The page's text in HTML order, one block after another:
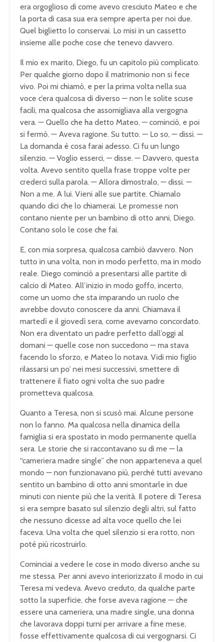
era orgoglioso di come avevo cresciuto Mateo e che
la porta di casa sua era sempre aperta per noi due.
Quel biglietto lo conservai. Lo misi in un cassetto
insieme alle poche cose che tenevo davvero.
Il mio ex marito, Diego, fu un capitolo più complicato.
Per qualche giorno dopo il matrimonio non si fece
vivo. Poi mi chiamò, e per la prima volta nella sua
voce c’era qualcosa di diverso — non le solite scuse
facili, ma qualcosa che assomigliava alla vergogna
vera. — Quello che ha detto Mateo, — cominciò, e poi
si fermò. — Aveva ragione. Su tutto. — Lo so, — dissi. —
La domanda è cosa farai adesso. Ci fu un lungo
silenzio. — Voglio esserci, — disse. — Davvero, questa
volta. Avevo sentito quella frase troppe volte per
crederci sulla parola. — Allora dimostralo, — dissi. —
Non a me. A lui. Vieni alle sue partite. Chiamalo
quando dici che lo chiamerai. Le promesse non
contano niente per un bambino di otto anni, Diego.
Contano solo le cose che fai.
E, con mia sorpresa, qualcosa cambiò davvero. Non
tutto in una volta, non in modo perfetto, ma in modo
reale. Diego cominciò a presentarsi alle partite di
calcio di Mateo. All’inizio in modo goffo, incerto,
come un uomo che sta imparando un ruolo che
avrebbe dovuto conoscere da anni. Chiamava il
martedì e il giovedì sera, come avevamo concordato.
Non era diventato un padre perfetto dall’oggi al
domani — quelle cose non succedono — ma stava
facendo lo sforzo, e Mateo lo notava. Vidi mio figlio
rilassarsi un po’ nei mesi successivi, smettere di
trattenere il fiato ogni volta che suo padre
prometteva qualcosa.
Quanto a Teresa, non si scusò mai. Alcune persone
non lo fanno. Ma qualcosa nella dinamica della
famiglia si era spostato in modo permanente quella
sera. Le storie che si raccontavano su di me — la
“cameriera madre single” che non apparteneva a quel
mondo — non funzionavano più, perché tutti avevano
sentito un bambino di otto anni smontarle in due
minuti con niente più che la verità. Il potere di Teresa
si era sempre basato sul silenzio degli altri, sul fatto
che nessuno dicesse ad alta voce quello che lei
faceva. Una volta che quel silenzio si era rotto, non
poté più ricostruirlo.
Cominciai a vedere le cose in modo diverso anche su
me stessa. Per anni avevo interiorizzato il modo in cui
Teresa mi vedeva. Avevo creduto, da qualche parte
sotto la superficie, che forse aveva ragione — che
essere una cameriera, una madre single, una donna
che lavorava doppi turni per arrivare a fine mese,
fosse effettivamente qualcosa di cui vergognarsi. Ci